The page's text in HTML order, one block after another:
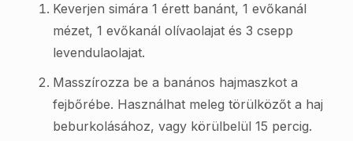
Keverjen simára 1 érett banánt, 1 evőkanál
mézet, 1 evőkanál olívaolajat és 3 csepp
levendulaolajat.
Masszírozza be a banános hajmaszkot a
fejbőrébe. Használhat meleg törülközőt a haj
beburkolásához, vagy körülbelül 15 percig.